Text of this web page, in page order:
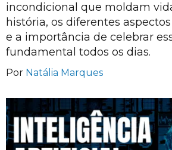
incondicional que moldam
história, os diferentes
e a importância de celebrar
fundamental todos os dias.
Por Natália Marques